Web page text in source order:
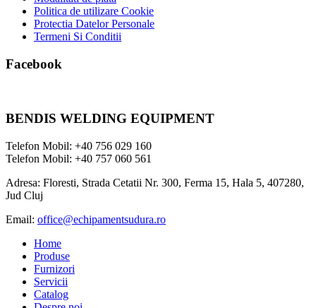
Politica de utilizare Cookie
Protectia Datelor Personale
Termeni Si Conditii
Facebook
BENDIS WELDING EQUIPMENT
Telefon Mobil: +40 756 029 160
Telefon Mobil: +40 757 060 561
Adresa: Floresti, Strada Cetatii Nr. 300, Ferma 15, Hala 5, 407280,
Jud Cluj
Email: office@echipamentsudura.ro
Home
Produse
Furnizori
Servicii
Catalog